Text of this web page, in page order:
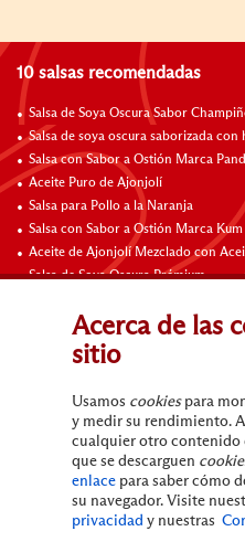
10 salsas recomendadas
Salsa de Soya Oscura Sabor
Salsa de soya oscura saborizada con
Salsa con Sabor a Ostión Marca
Aceite Puro de Ajonjolí
Salsa para Pollo a la Naranja
Salsa con Sabor a Ostión Marca Kum
Aceite de Ajonjolí Mezclado con
Salsa de Soya Oscura Prémium
Salsa Barbacoa Chino (Salsa Char
10 recetas que te harán agua
Alitas de Pollo a la Naranja
Tacos de Poke
Términos de uso
Acerca de las
sitio
Usamos cookiespara
y medir su rendimiento.
cualquier otro contenido
que se descarguen
enlace para saber cómo
su navegador. Visite
privacidad y nuestras